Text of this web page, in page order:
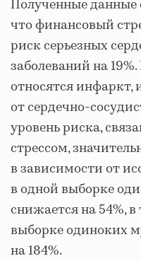
Полученные данные
что финансовый
риск серьезных
заболеваний на
относятся инфаркт,
от сердечно-
уровень риска,
стрессом,
в зависимости от
в одной выборке
снижается на 54%,
выборке одиноких
на 184%.